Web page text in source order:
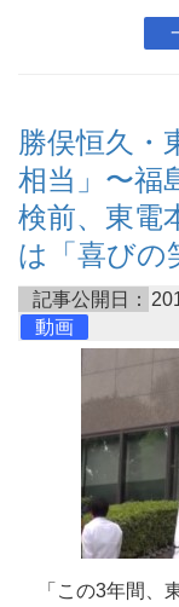
勝俣恒久・
相当」〜福
検前、東電
は「喜びの
記事公開日：
動画
「この3年間、